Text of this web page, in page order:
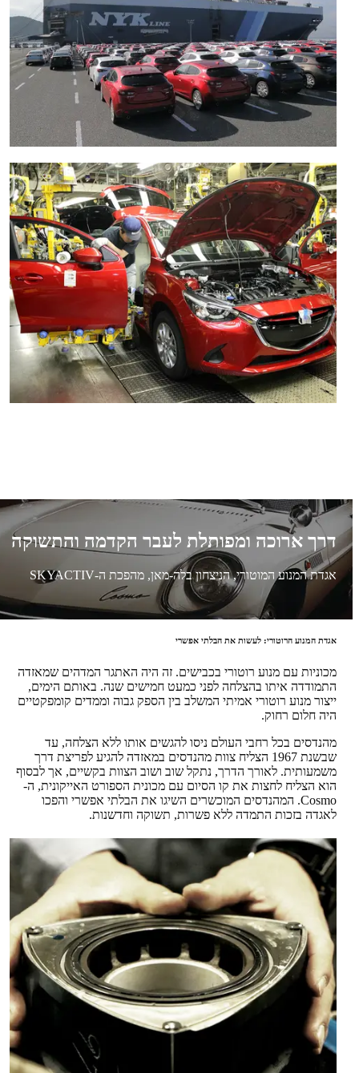
דרך ארוכה ומפותלת לעבר הקדמה והתשוקה
אגדת המנוע המוטורי, הניצחון בלה-מאן, מהפכת ה-SKYACTIV
אגדת המנוע הרוטורי: לעשות את הבלתי אפשרי
מכוניות עם מנוע רוטורי בכבישים. זה היה האתגר המדהים שמאזדה
התמודדה איתו בהצלחה לפני כמעט חמישים שנה. באותם הימים,
ייצור מנוע רוטורי אמיתי המשלב בין הספק גבוה וממדים קומפקטיים
היה חלום רחוק.
מהנדסים בכל רחבי העולם ניסו להגשים אותו ללא הצלחה, עד
שבשנת 1967 הצליח צוות מהנדסים במאזדה להגיע לפריצת דרך
משמעותית. לאורך הדרך, נתקל שוב ושוב הצוות בקשיים, אך לבסוף
הוא הצליח לחצות את קו הסיום עם מכונית הספורט האייקונית, ה-
Cosmo. המהנדסים המוכשרים השיגו את הבלתי אפשרי והפכו
לאגדה בזכות התמדה ללא פשרות, תשוקה וחדשנות.